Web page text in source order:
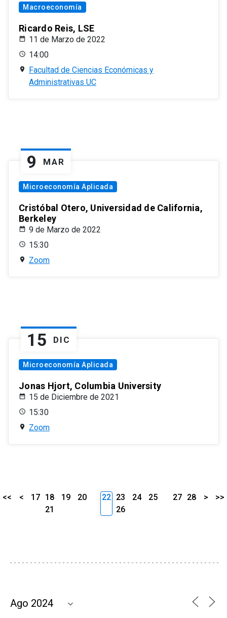
Macroeconomía
Ricardo Reis, LSE
11 de Marzo de 2022
14:00
Facultad de Ciencias Económicas y
Administrativas UC
9 MAR
Microeconomía Aplicada
Cristóbal Otero, Universidad de California,
Berkeley
9 de Marzo de 2022
15:30
Zoom
15 DIC
Microeconomía Aplicada
Jonas Hjort, Columbia University
15 de Diciembre de 2021
15:30
Zoom
<< < 17 18 19
20
21
22 23 24
25
26
27 28 > >>